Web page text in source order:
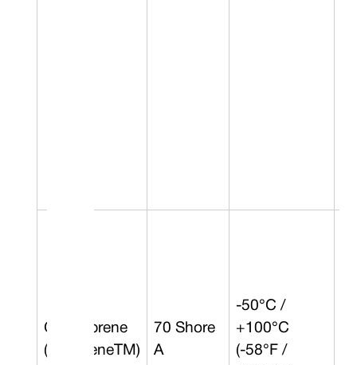
Chloroprene
(NeopreneTM)
70 Shore
A
-50°C /
+100°C
(-58°F /